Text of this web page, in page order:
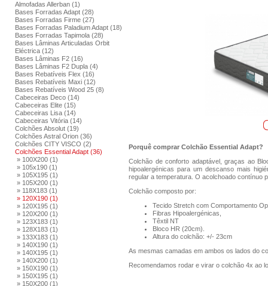
Almofadas Allerban (1)
Bases Forradas Adapt (28)
Bases Forradas Firme (27)
Bases Forradas Paladium Adapt (18)
Bases Forradas Tapimola (28)
Bases Lâminas Articuladas Orbit
Eléctrica (12)
Bases Lâminas F2 (16)
Bases Lâminas F2 Dupla (4)
Bases Rebatíveis Flex (16)
Bases Rebatíveis Maxi (12)
Bases Rebatíveis Wood 25 (8)
Cabeceiras Deco (14)
Cabeceiras Elite (15)
Cabeceiras Lisa (14)
Cabeceiras Vitória (14)
Colchões Absolut (19)
Colchões Astral Orion (36)
Colchões CITY VISCO (2)
Colchões Essential Adapt (36)
» 100X200 (1)
» 105x190 (1)
» 105X195 (1)
» 105X200 (1)
» 118X183 (1)
» 120X190 (1)
» 120X195 (1)
» 120X200 (1)
» 123X183 (1)
» 128X183 (1)
» 133X183 (1)
» 140X190 (1)
» 140X195 (1)
» 140X200 (1)
» 150X190 (1)
» 150X195 (1)
» 150X200 (1)
Porquê comprar Colchão Essential Adapt?
Colchão de conforto adaptável, graças ao
hipoalergénicas para um descanso mais
regular a temperatura. O acolchoado contínuo
Colchão composto por:
Tecido Stretch com Comportamento
Fibras Hipoalergénicas,
Têxtil NT
Bloco HR (20cm).
Altura do colchão: +/- 23cm
As mesmas camadas em ambos os lados do
Recomendamos rodar e virar o colchão 4x ao